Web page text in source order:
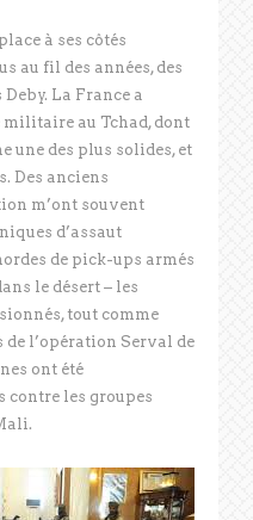
à ses côtés
au fil des années, des
La France a
au Tchad, dont
une des plus solides, et
Des anciens
m’ont souvent
d’assaut
de pick-ups armés
le désert – les
tout comme
de l’opération Serval de
ont été
les groupes